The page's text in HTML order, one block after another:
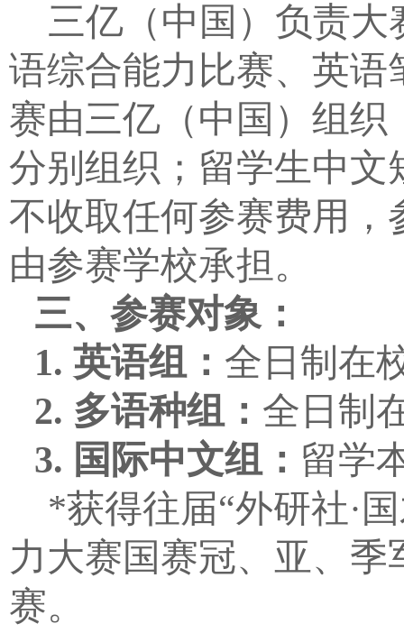
三亿（中国）负责
语综合能力比赛、英
赛由三亿（中国）组
分别组织；留学生中
不收取任何参赛费用，
由参赛学校承担。
三、参赛对象：
1. 英语组： 全日制在
2. 多语种组： 全日制
3. 国际中文组： 留学
*获得往届“外研社·
力大赛国赛冠、亚、
赛。